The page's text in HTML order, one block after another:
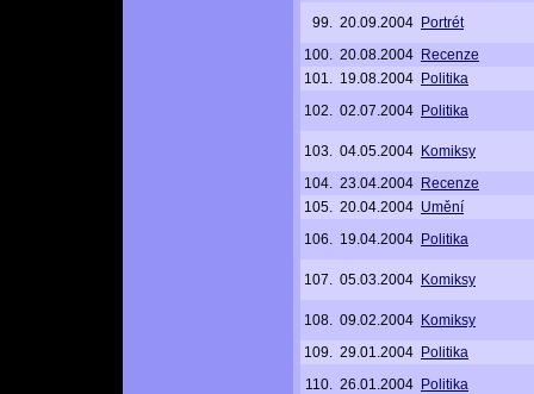
99. 20.09.2004 Portrét
100. 20.08.2004 Recenze
101. 19.08.2004 Politika
102. 02.07.2004 Politika
103. 04.05.2004 Komiksy
104. 23.04.2004 Recenze
105. 20.04.2004 Umění
106. 19.04.2004 Politika
107. 05.03.2004 Komiksy
108. 09.02.2004 Komiksy
109. 29.01.2004 Politika
110. 26.01.2004 Politika